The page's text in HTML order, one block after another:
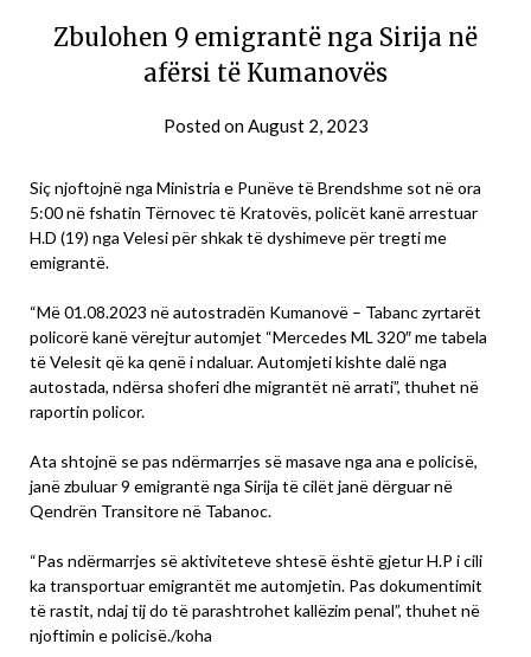
Zbulohen 9 emigrantë nga Sirija në
afërsi të Kumanovës
Posted onAugust 2, 2023
Siç njoftojnë nga Ministria e Punëve të Brendshme sot në ora
5:00 në fshatin Tërnovec të Kratovës, policët kanë arrestuar
H.D (19) nga Velesi për shkak të dyshimeve për tregti me
emigrantë.
“Më 01.08.2023 në autostradën Kumanovë – Tabanc zyrtarët
policorë kanë vërejtur automjet “Mercedes ML 320″ me tabela
të Velesit që ka qenë i ndaluar. Automjeti kishte dalë nga
autostada, ndërsa shoferi dhe migrantët në arrati”, thuhet në
raportin policor.
Ata shtojnë se pas ndërmarrjes së masave nga ana e policisë,
janë zbuluar 9 emigrantë nga Sirija të cilët janë dërguar në
Qendrën Transitore në Tabanoc.
“Pas ndërmarrjes së aktiviteteve shtesë është gjetur H.P i cili
ka transportuar emigrantët me automjetin. Pas dokumentimit
të rastit, ndaj tij do të parashtrohet kallëzim penal”, thuhet në
njoftimin e policisë./koha